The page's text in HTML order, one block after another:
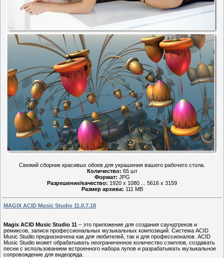
Свежий сборник красивых обоев для украшения вашего рабочего стола.
Количество: 65 шт
Формат: JPG
Разрешение/качество: 1920 x 1080 ... 5616 x 3159
Размер архива: 111 MB
MAGIX ACID Music Studio 11.0.7.18
Magix ACID Music Studio 11 – это приложение для создания саундтреков и
ремиксов, записи профессиональных музыкальных композиций. Система ACID
Music Studio предназначена как для любителей, так и для профессионалов. ACID
Music Studio может обрабатывать неограниченное количество сэмплов, создавать
песни с использованием встроенного набора лупов и разрабатывать музыкальное
сопровождение для видеоряда.